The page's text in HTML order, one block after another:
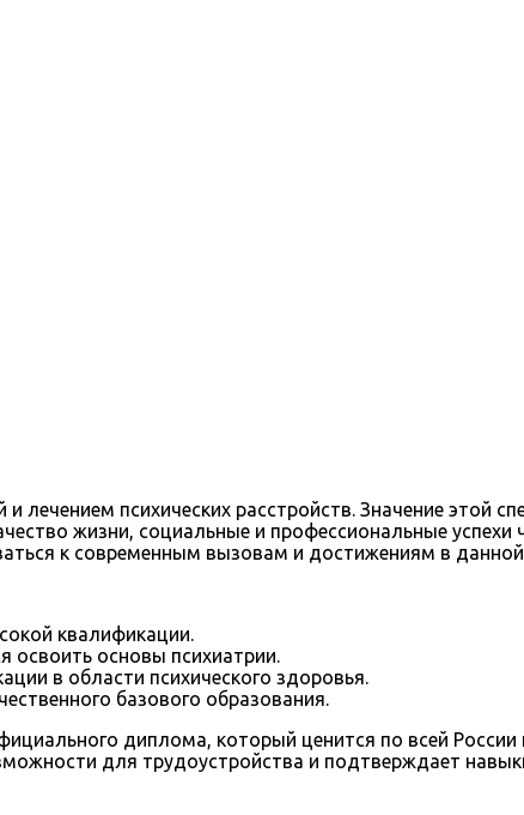
психических расстройств. Значение этой
жизни, социальные и профессиональные
к современным вызовам и достижениям в
квалификации.
освоить основы психиатрии.
в области психического здоровья.
базового образования.
диплома, который ценится по всей
для трудоустройства и подтверждает